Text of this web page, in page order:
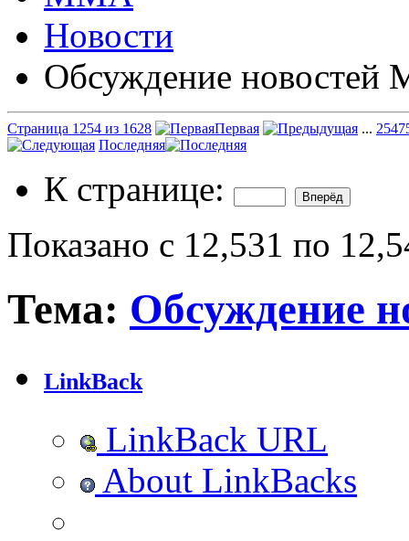
Новости
Обсуждение
Страница 1254 из 1628 Первая ... 254
Последняя
К странице:
Показано с 12,531 по
Тема: Обсуждение
LinkBack
LinkBack URL
About LinkBacks